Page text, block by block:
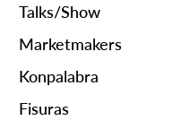
Talks/Show
Marketmakers
Konpalabra
Fisuras